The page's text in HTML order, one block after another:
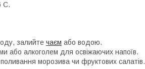
C.
залийте чаєм або водою.
або алкоголем для освіжаючих напоїв.
морозива чи фруктових салатів.